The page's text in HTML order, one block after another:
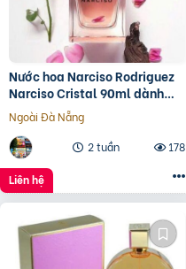
Nước hoa Narciso Rodriguez
Narciso Cristal 90ml dành
cho nữ.
Ngoài Đà Nẵng
2 tuần
178
Liên hệ